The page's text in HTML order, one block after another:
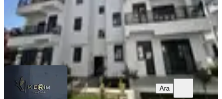
Kerim EmlakKerim Kızmaz
Ara
Ara